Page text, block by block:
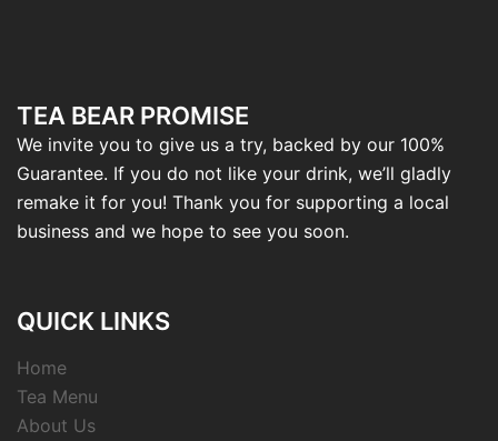
TEA BEAR PROMISE
We invite you to give us a try, backed by our 100%
Guarantee. If you do not like your drink, we’ll gladly
remake it for you! Thank you for supporting a local
business and we hope to see you soon.
QUICK LINKS
Home
Tea Menu
About Us